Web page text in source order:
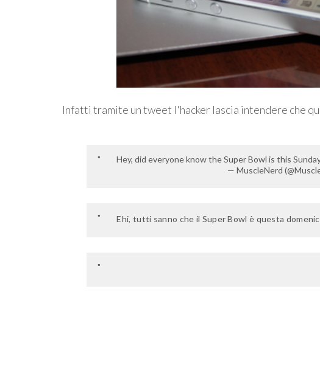
Infatti tramite un tweet l'hacker lascia intendere che
Hey, did everyone know the Super Bowl is this
— MuscleNerd
Ehi, tutti sanno che il Super Bowl è questa